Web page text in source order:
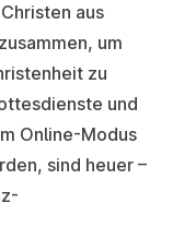
aus
um
zu
und
Online-Modus
sind heuer –